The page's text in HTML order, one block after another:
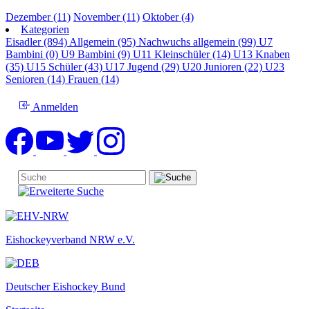
Dezember (11) November (11) Oktober (4)
Kategorien
Eisadler (894) Allgemein (95) Nachwuchs allgemein (99) U7
Bambini (0) U9 Bambini (9) U11 Kleinschüler (14) U13 Knaben
(35) U15 Schüler (43) U17 Jugend (29) U20 Junioren (22) U23
Senioren (14) Frauen (14)
Anmelden
Eishockeyverband NRW e.V.
Deutscher Eishockey Bund